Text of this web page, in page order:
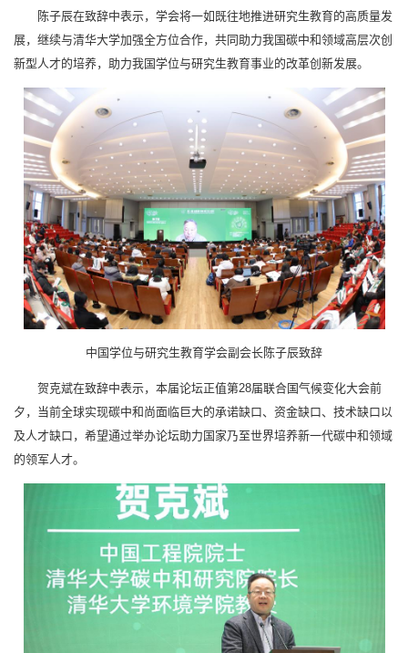
陈子辰在致辞中表示，学会将一如既往地推进研究生教育的高质量发
展，继续与清华大学加强全方位合作，共同助力我国碳中和领域高层次创
新型人才的培养，助力我国学位与研究生教育事业的改革创新发展。
中国学位与研究生教育学会副会长陈子辰致辞
贺克斌在致辞中表示，本届论坛正值第28届联合国气候变化大会前
夕，当前全球实现碳中和尚面临巨大的承诺缺口、资金缺口、技术缺口以
及人才缺口，希望通过举办论坛助力国家乃至世界培养新一代碳中和领域
的领军人才。